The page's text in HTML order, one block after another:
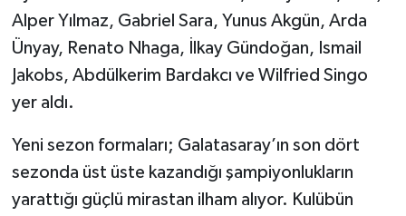
Alper Yılmaz, Gabriel Sara, Yunus Akgün, Arda
Ünyay, Renato Nhaga, İlkay Gündoğan, Ismail
Jakobs, Abdülkerim Bardakcı ve Wilfried Singo
yer aldı.
Yeni sezon formaları; Galatasaray’ın son dört
sezonda üst üste kazandığı şampiyonlukların
yarattığı güçlü mirastan ilham alıyor. Kulübün